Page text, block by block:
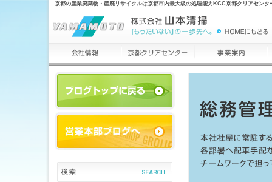
京都の産業廃棄物・産廃リサイクルは京都市内最大級の処理能力KCC京都クリアセンタ